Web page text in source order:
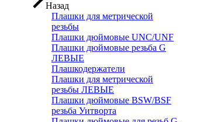
Назад
Плашки для метрической
резьбы
Плашки дюймовые UNC/UNF
Плашки дюймовые резьба G
ЛЕВЫЕ
Плашкодержатели
Плашки для метрической
резьбы ЛЕВЫЕ
Плашки дюймовые BSW/BSF
резьба Уитворта